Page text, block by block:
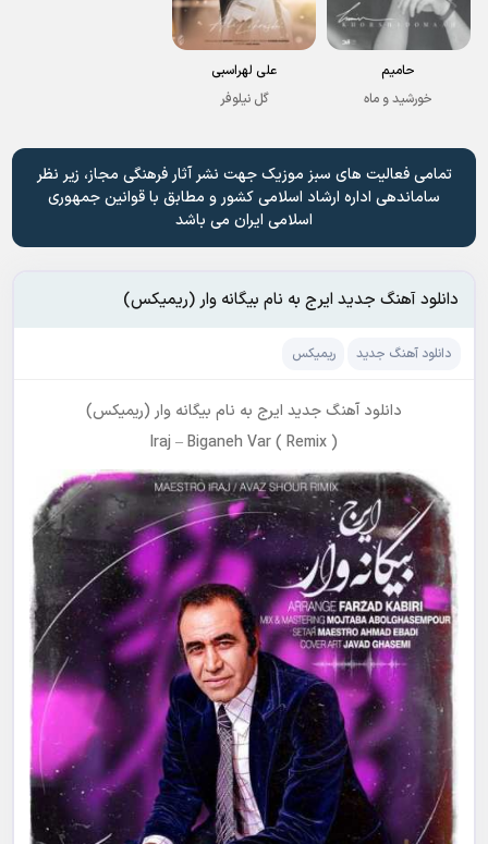
حامیم
خورشید و ماه
علی لهراسبی
گل نیلوفر
تمامی فعالیت های سبز موزیک جهت نشر آثار فرهنگی مجاز، زیر نظر
ساماندهی اداره ارشاد اسلامی کشور و مطابق با قوانین جمهوری
اسلامی ایران می باشد
دانلود آهنگ جدید ایرج به نام بیگانه وار (ریمیکس)
دانلود آهنگ جدید ریمیکس
دانلود آهنگ جدید ایرج به نام بیگانه وار (ریمیکس)
Iraj –Biganeh Var ( Remix )